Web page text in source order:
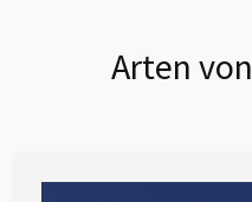
Arten von